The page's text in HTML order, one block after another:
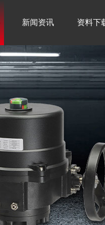
新闻资讯 资料下